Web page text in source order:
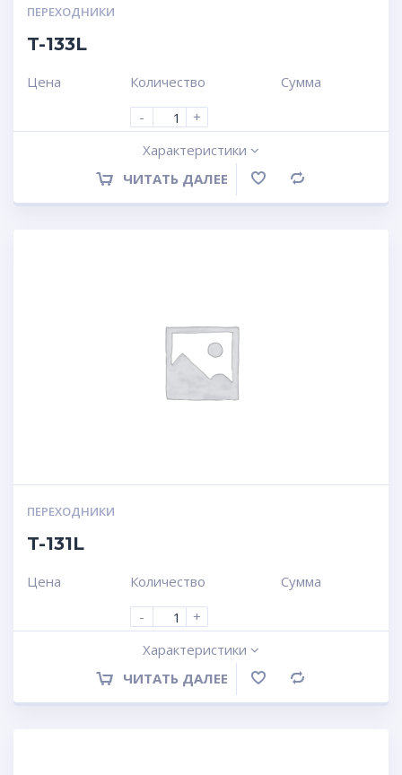
ПЕРЕХОДНИКИ
T-133L
Цена
Количество
-
+
Сумма
Характеристики
ЧИТАТЬ ДАЛЕЕ
ПЕРЕХОДНИКИ
T-131L
Цена
Количество
-
+
Сумма
Характеристики
ЧИТАТЬ ДАЛЕЕ